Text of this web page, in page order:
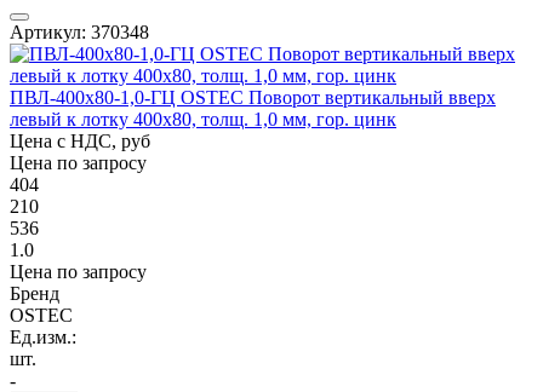
Артикул: 370348
ПВЛ-400х80-1,0-ГЦ OSTEC Поворот вертикальный вверх
левый к лотку 400х80, толщ. 1,0 мм, гор. цинк
Цена с НДС, руб
Цена по запросу
404
210
536
1.0
Цена по запросу
Бренд
OSTEC
Ед.изм.:
шт.
-